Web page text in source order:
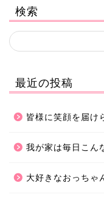
検索
最近の投稿
皆様に笑顔を届け
我が家は毎日こん
大好きなおっちゃ